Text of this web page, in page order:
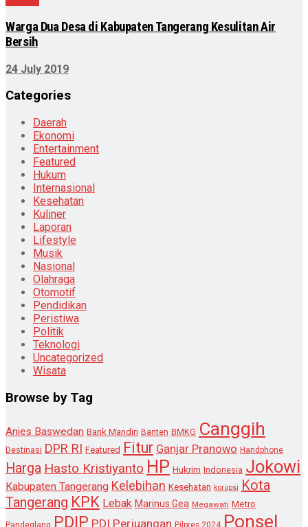
Warga Dua Desa di Kabupaten Tangerang Kesulitan Air
Bersih
24 July 2019
Categories
Daerah
Ekonomi
Entertainment
Featured
Hukum
Internasional
Kesehatan
Kuliner
Laporan
Lifestyle
Musik
Nasional
Olahraga
Otomotif
Pendidikan
Peristiwa
Politik
Teknologi
Uncategorized
Wisata
Browse by Tag
Anies Baswedan Bank Mandiri Banten BMKG Canggih
Destinasi DPR RI Featured Fitur Ganjar Pranowo Handphone
Harga Hasto Kristiyanto HP Hukrim Indonesia Jokowi
Kabupaten Tangerang Kelebihan Kesehatan korupsi Kota
Tangerang KPK Lebak Marinus Gea Megawati Metro
Pandeglang PDIP PDI Perjuangan Pilpres 2024 Ponsel